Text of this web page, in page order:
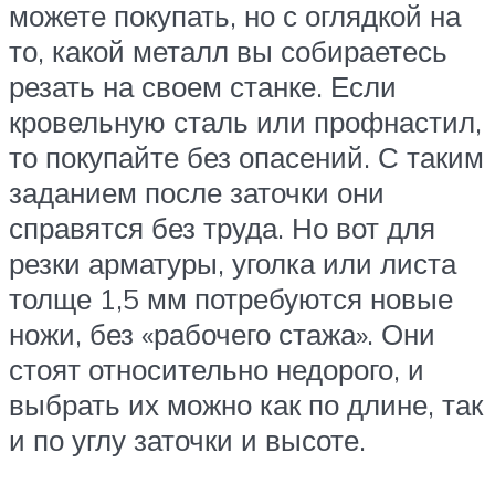
можете покупать, но с оглядкой на
то, какой металл вы собираетесь
резать на своем станке. Если
кровельную сталь или профнастил,
то покупайте без опасений. С таким
заданием после заточки они
справятся без труда. Но вот для
резки арматуры, уголка или листа
толще 1,5 мм потребуются новые
ножи, без «рабочего стажа». Они
стоят относительно недорого, и
выбрать их можно как по длине, так
и по углу заточки и высоте.